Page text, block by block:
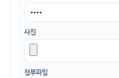
사진
첨부파일